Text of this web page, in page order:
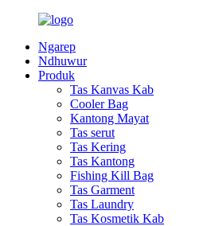
Ngarep
Ndhuwur
Produk
Tas Kanvas Kab
Cooler Bag
Kantong Mayat
Tas serut
Tas Kering
Tas Kantong
Fishing Kill Bag
Tas Garment
Tas Laundry
Tas Kosmetik Kab